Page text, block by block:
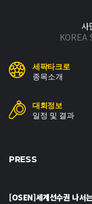
사
KOREA
세팍타크로
종목소개
대회정보
일정 및 결과
PRESS
[OSEN]세계선수권 나서